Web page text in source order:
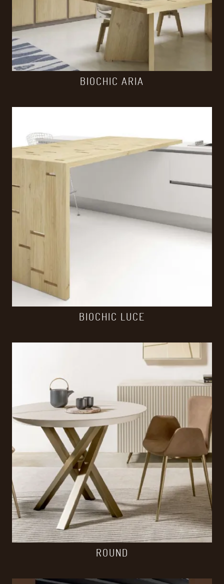
BIOCHIC ARIA
BIOCHIC LUCE
ROUND